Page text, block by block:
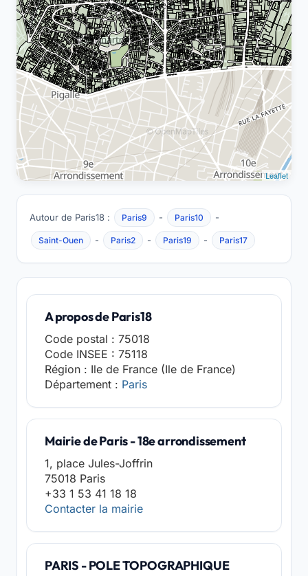
Leaflet
Autour de Paris18 : Paris9 - Paris10 -
Saint-Ouen - Paris2 - Paris19 - Paris17
A propos de Paris18
Code postal : 75018
Code INSEE : 75118
Région : Ile de France (Ile de France)
Département : Paris
Mairie de Paris - 18e arrondissement
1, place Jules-Joffrin
75018 Paris
+33 1 53 41 18 18
Contacter la mairie
PARIS - POLE TOPOGRAPHIQUE